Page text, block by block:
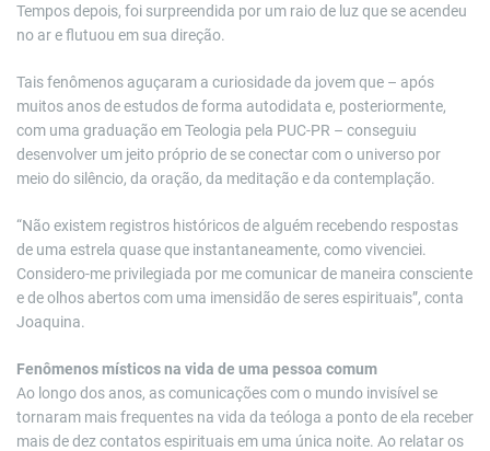
Tempos depois, foi surpreendida por um raio de luz que se acendeu
no ar e flutuou em sua direção.
Tais fenômenos aguçaram a curiosidade da jovem que – após
muitos anos de estudos de forma autodidata e, posteriormente,
com uma graduação em Teologia pela PUC-PR – conseguiu
desenvolver um jeito próprio de se conectar com o universo por
meio do silêncio, da oração, da meditação e da contemplação.
“Não existem registros históricos de alguém recebendo respostas
de uma estrela quase que instantaneamente, como vivenciei.
Considero-me privilegiada por me comunicar de maneira consciente
e de olhos abertos com uma imensidão de seres espirituais”, conta
Joaquina.
Fenômenos místicos na vida de uma pessoa comum
Ao longo dos anos, as comunicações com o mundo invisível se
tornaram mais frequentes na vida da teóloga a ponto de ela receber
mais de dez contatos espirituais em uma única noite. Ao relatar os